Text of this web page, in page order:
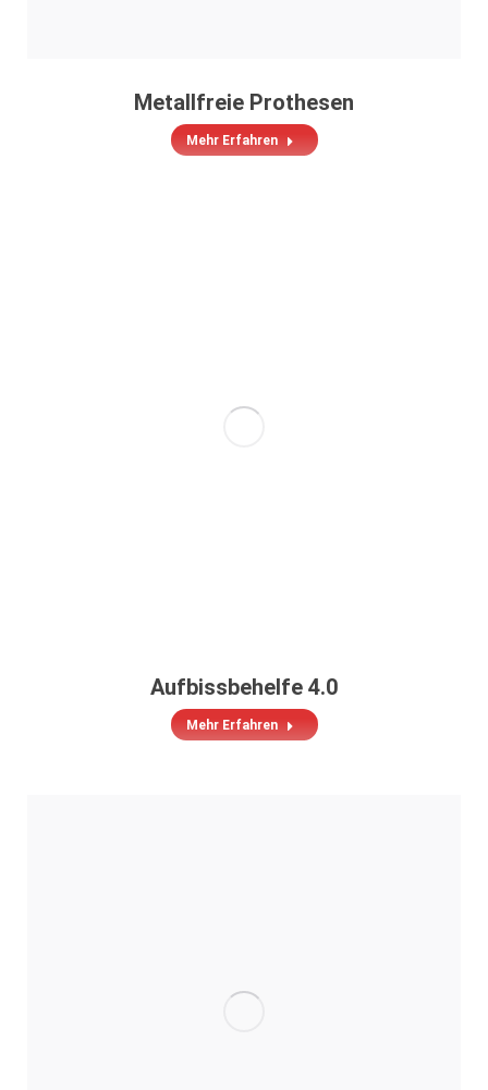
Metallfreie Prothesen
Mehr Erfahren
Aufbissbehelfe 4.0
Mehr Erfahren